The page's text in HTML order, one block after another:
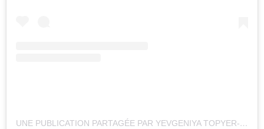
UNE PUBLICATION PARTAGÉE PAR YEVGENIYA TOPYER-KRIST (@YEVTOPYER)